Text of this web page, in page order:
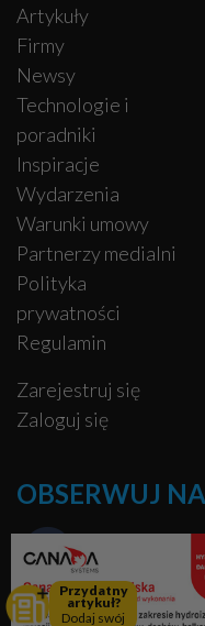
Przydatny
artykuł?
Dodaj swój
Artykuły
Firmy
Newsy
Technologie i
poradniki
Inspiracje
Wydarzenia
Warunki umowy
Partnerzy medialni
Polityka
prywatności
Regulamin
Zarejestruj się
Zaloguj się
OBSERWUJ
Facebook
Pinterest